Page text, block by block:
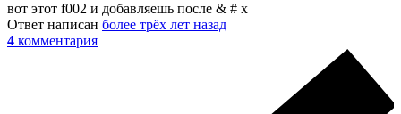
вот этот f002 и добавляешь после & # x
Ответ написан более трёх лет назад
4 комментария